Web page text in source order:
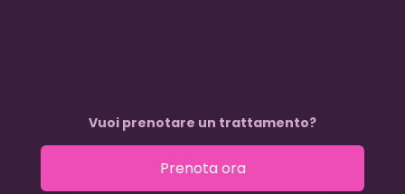
Vuoi prenotare un trattamento?
Prenota ora